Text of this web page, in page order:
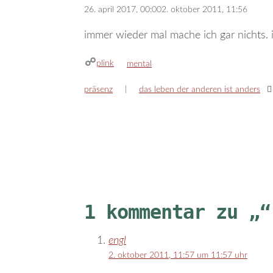
26. april 2017, 00:002. oktober 2011, 11:56
immer wieder mal mache ich gar nichts.
plink kategorien
mental
präsenz das leben der anderen ist anders
1 kommentar zu „“
engl
2. oktober 2011, 11:57 um 11:57 uhr